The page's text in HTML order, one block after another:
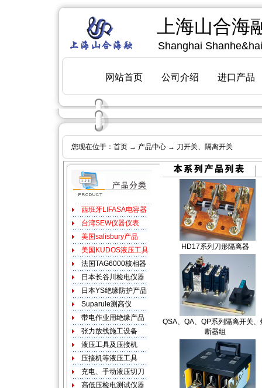
您现在位于： 首页→ 产品中心→ 刀开关、隔离开关
HD17系列刀形隔离器
QSA、QA、QP系列隔离开关、
断器组